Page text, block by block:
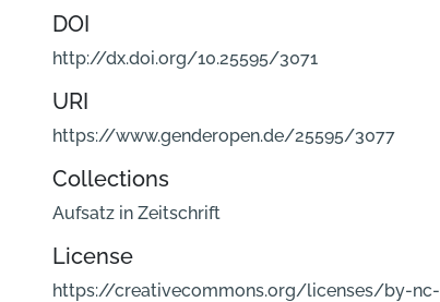
DOI
http://dx.doi.org/10.25595/3071
URI
https://www.genderopen.de/25595/3077
Collections
Aufsatz in Zeitschrift
License
https://creativecommons.org/licenses/by-nc-